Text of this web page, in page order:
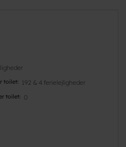
toilet 192 & 4 ferielejligheder
toilet 0